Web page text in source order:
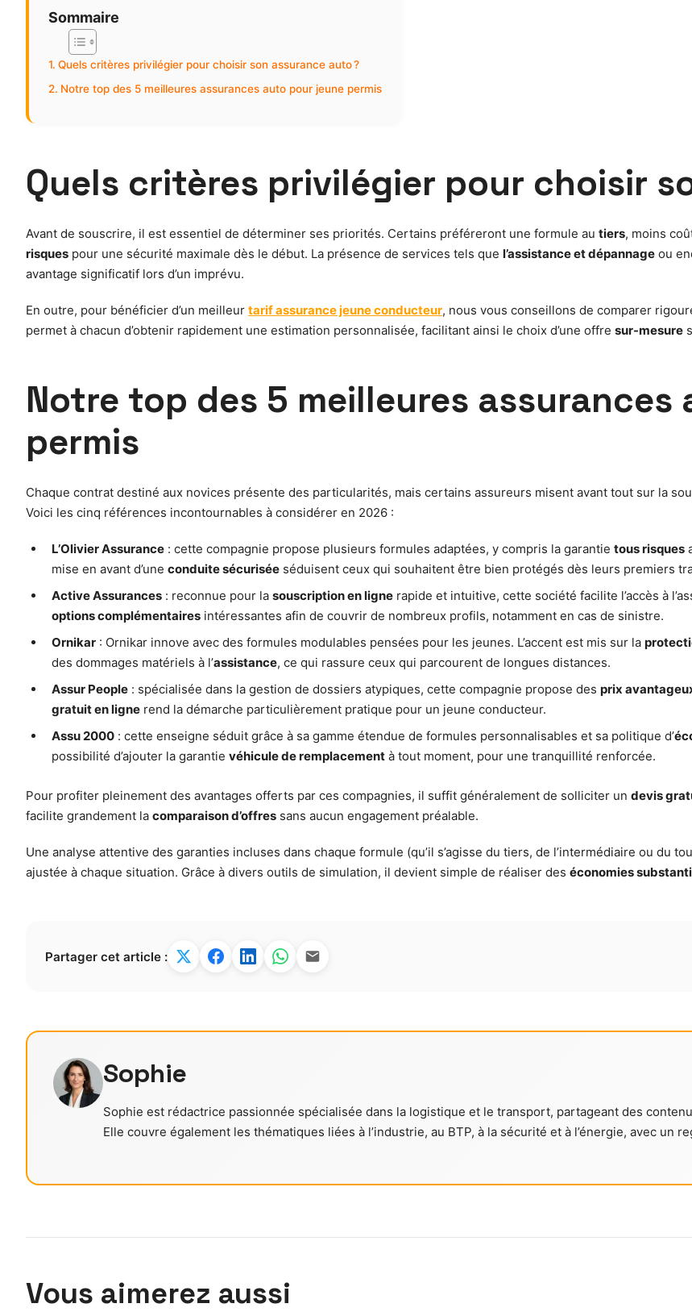
Sommaire
Quels critères privilégier pour choisir son assurance auto ?
Notre top des 5 meilleures assurances auto pour jeune permis
Quels critères privilégier pour choisir
Avant de souscrire, il est essentiel de déterminer ses priorités. Certains préféreront une formule au tiers, moins
risques pour une sécurité maximale dès le début. La présence de services tels que l’assistance et dépannage ou
avantage significatif lors d’un imprévu.
En outre, pour bénéficier d’un meilleur tarif assurance jeune conducteur, nous vous conseillons de comparer
permet à chacun d’obtenir rapidement une estimation personnalisée, facilitant ainsi le choix d’une offre sur-mesure
Notre top des 5 meilleures assurances
permis
Chaque contrat destiné aux novices présente des particularités, mais certains assureurs misent avant tout sur la
Voici les cinq références incontournables à considérer en 2026 :
L’Olivier Assurance : cette compagnie propose plusieurs formules adaptées, y compris la garantie tous risques
mise en avant d’une conduite sécurisée séduisent ceux qui souhaitent être bien protégés dès leurs premiers
Active Assurances : reconnue pour la souscription en ligne rapide et intuitive, cette société facilite l’accès à
options complémentaires intéressantes afin de couvrir de nombreux profils, notamment en cas de sinistre.
Ornikar : Ornikar innove avec des formules modulables pensées pour les jeunes. L’accent est mis sur la
des dommages matériels à l’assistance, ce qui rassure ceux qui parcourent de longues distances.
Assur People : spécialisée dans la gestion de dossiers atypiques, cette compagnie propose des prix
gratuit en ligne rend la démarche particulièrement pratique pour un jeune conducteur.
Assu 2000 : cette enseigne séduit grâce à sa gamme étendue de formules personnalisables et sa politique d’
possibilité d’ajouter la garantie véhicule de remplacement à tout moment, pour une tranquillité renforcée.
Pour profiter pleinement des avantages offerts par ces compagnies, il suffit généralement de solliciter un devis
facilite grandement la comparaison d’offres sans aucun engagement préalable.
Une analyse attentive des garanties incluses dans chaque formule (qu’il s’agisse du tiers, de l’intermédiaire ou du
ajustée à chaque situation. Grâce à divers outils de simulation, il devient simple de réaliser des économies
Partager cet article :
Sophie
Sophie est rédactrice passionnée spécialisée dans la logistique et le transport, partageant des
Elle couvre également les thématiques liées à l’industrie, au BTP, à la sécurité et à l’énergie, avec un
Vous aimerez aussi